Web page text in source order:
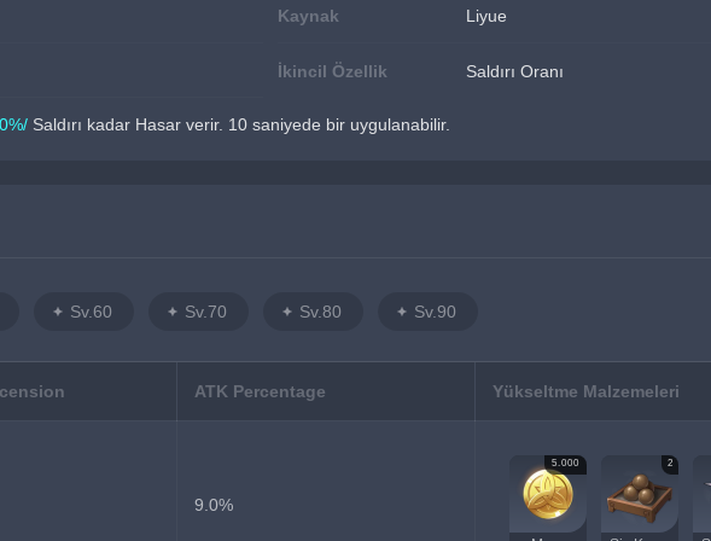
Kaynak Liyue
İkincil Özellik Saldırı Oranı
Saldırı kadar Hasar verir. 10 saniyede bir uygulanabilir.
Sv.60 Sv.70 Sv.80 Sv.90
ATK Percentage Yükseltme Malzemeleri
9.0%
5.000 2